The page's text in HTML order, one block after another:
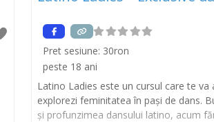
Pret sesiune: 30ron
peste 18 ani
Latino Ladies este un cursul care te
explorezi feminitatea în pași de dans.
și profunzimea dansului latino, acum